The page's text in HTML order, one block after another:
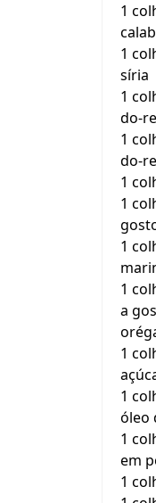
1
1
síria
1
do-
1
do-
1
1
1
1
a
1
1
óleo
1
em
1